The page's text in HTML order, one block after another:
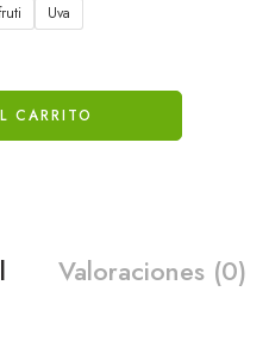
Uva
CARRITO
Valoraciones (0)